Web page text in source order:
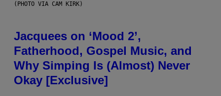
(PHOTO VIA CAM KIRK)
Jacquees on ‘Mood 2’,
Fatherhood, Gospel Music, and
Why Simping Is (Almost) Never
Okay [Exclusive]